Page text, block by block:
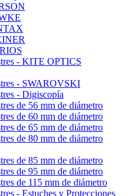
- KITE OPTICS
- SWAROVSKI
- Digiscopía
de 56 mm de diámetro
de 60 mm de diámetro
de 65 mm de diámetro
de 80 mm de diámetro
de 85 mm de diámetro
de 95 mm de diámetro
de 115 mm de diámetro
- Estuches y Protecciones